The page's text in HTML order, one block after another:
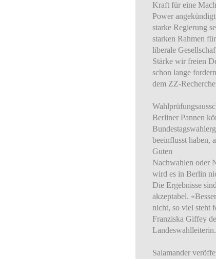
Kraft für eine
Power
starke Regierung
starken Rahmen
liberale
Stärke wir freien
schon lange
dem ZZ-
Berliner Pannen
beeinflusst haben,
Guten
Nachwahlen oder
wird es in Berlin
Die Ergebnisse
akzeptabel.
nicht, so viel steht
Franziska Giffey
Landeswahlleiterin.
Salamander